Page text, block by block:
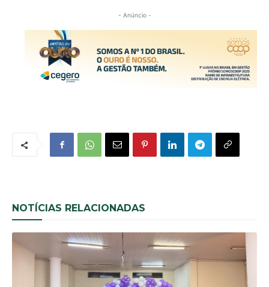
- Anúncio -
NOTÍCIAS RELACIONADAS